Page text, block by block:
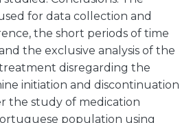
for data collection and
the short periods of time
the exclusive analysis of the
disregarding the
initiation and discontinuation
the study of medication
population using